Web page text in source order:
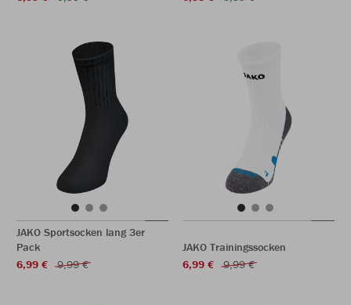
JAKO Sportsocken lang 3er
Pack
6,99 €
9,99 €
JAKO Trainingssocken
6,99 €
9,99 €